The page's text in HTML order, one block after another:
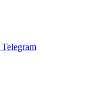
Telegram